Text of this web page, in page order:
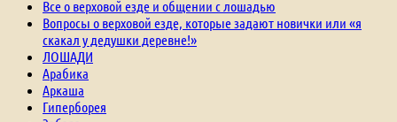
Все о верховой езде и общении с лошадью
Вопросы о верховой езде, которые задают новички или «я
скакал у дедушки деревне!»
ЛОШАДИ
Арабика
Аркаша
Гиперборея